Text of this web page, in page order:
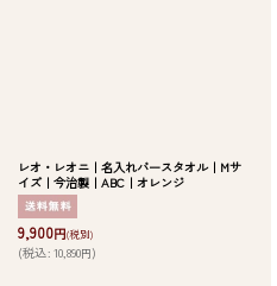
レオ・レオニ｜名入れバースタオル｜Mサ
イズ｜今治製｜ABC｜オレンジ
9,900円(税別)
(税込: 10,890円)